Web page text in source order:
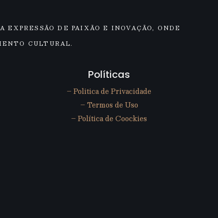
DE PAIXÃO E INOVAÇÃO, ONDE
CULTURAL.
Políticas
– Politica de Privacidade
– Termos de Uso
– Política de Coockies